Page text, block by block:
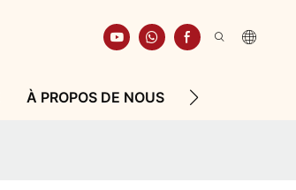
À PROPOS DE NOUS RESSOURCE